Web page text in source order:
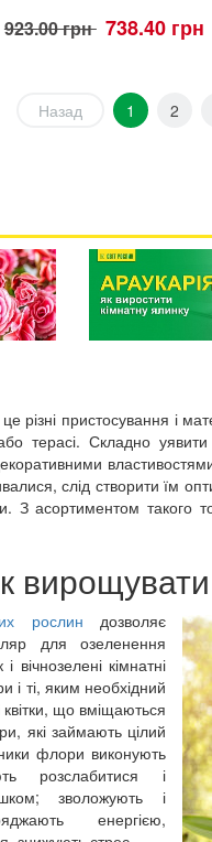
923.00 грн 738.40 грн
Назад 1 2
різні пристосування і
терасі. Складно
слід створити їм
З асортиментом такого
вирощувати
рослин дозволяє
для озеленення
вічнозелені кімнатні
і ті, яким необхідний
що вміщаються
які займають цілий
флори виконують
розслабитися і
зволожують і
енергією,